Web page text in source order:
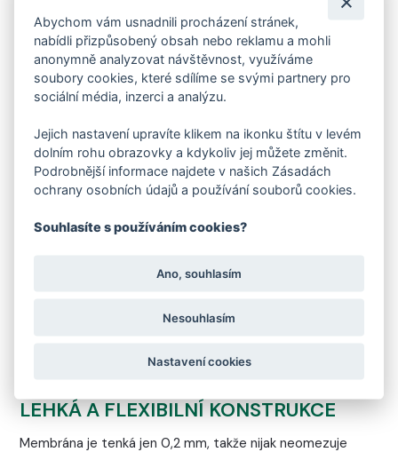
NEPROMOKAVÁ
MEMBRÁNA FARE-TEX
SUCHO A POHODLÍ V KAŽDÉM KROKU
Membrána FARE‑TEX zajišťuje, že vaše chodidla zůstanou
dovnitř – ideální rovnováha mezi prodyšností a ochranou.
LEHKÁ A FLEXIBILNÍ KONSTRUKCE
Membrána je tenká jen 0,2 mm, takže nijak neomezuje
Abychom vám usnadnili procházení stránek,
nabídli přizpůsobený obsah nebo reklamu a mohli
anonymně analyzovat návštěvnost, využíváme
soubory cookies, které sdílíme se svými partnery pro
sociální média, inzerci a analýzu.
Jejich nastavení upravíte klikem na ikonku štítu v levém
dolním rohu obrazovky a kdykoliv jej můžete změnit.
Podrobnější informace najdete v našich Zásadách
ochrany osobních údajů a používání souborů cookies.
Souhlasíte s používáním cookies?
Ano, souhlasím
Nesouhlasím
Nastavení cookies